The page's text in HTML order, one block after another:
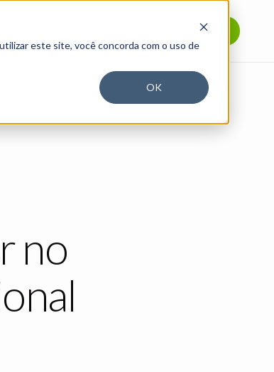
este site, você concorda com o uso de
OK
Fale Conosco
no